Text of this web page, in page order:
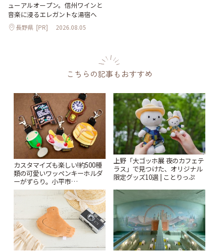
ューアルオープン。信州ワインと
音楽に浸るエレガントな湯宿へ
長野県 [PR] 2026.08.05
こちらの記事もおすすめ
カスタマイズも楽しい!約500種
類の可愛いワッペンキーホルダ
ーがずらり。小平市
「Kimamaya T&K」 | ことりっ
ぷ
上野「大ゴッホ展 夜のカフェテ
ラス」で見つけた、オリジナル
限定グッズ10選 | ことりっぷ